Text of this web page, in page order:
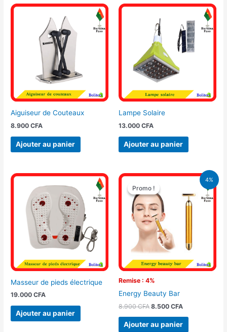
Aiguiseur de Couteaux
8.900CFA
Ajouter au panier
Lampe Solaire
13.000 CFA
Ajouter au panier
Masseur de pieds électrique
19.000CFA
Ajouter au panier
4%
Promo !
Remise : 4%
Promo !
Energy Beauty Bar
8.900CFA
Le
prix
initial
était :
8.900 CFA.
8.500 CFA
Le
actuel
est :
8.500 CFA.
Ajouter au panier